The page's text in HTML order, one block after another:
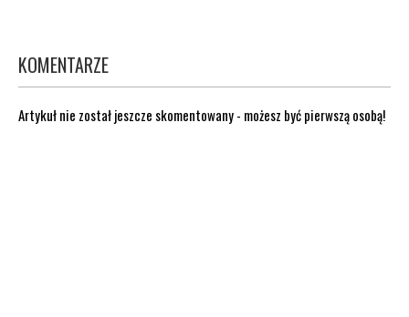
KOMENTARZE
Artykuł nie został jeszcze skomentowany - możesz być pierwszą osobą!